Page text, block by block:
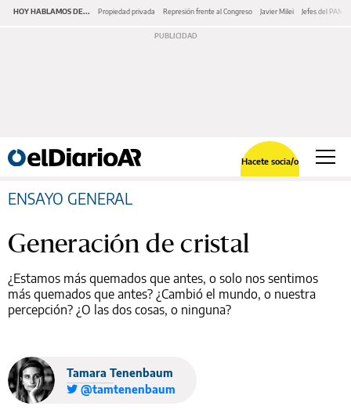
HOY HABLAMOS DE... Propiedad privada Represión frente al Congreso Javier Milei Jefes del PAMI
Hacete socia/o
ENSAYO GENERAL
Generación de cristal
¿Estamos más quemados que antes, o solo nos sentimos
más quemados que antes? ¿Cambió el mundo, o nuestra
percepción? ¿O las dos cosas, o ninguna?
Tamara Tenenbaum
@tamtenenbaum